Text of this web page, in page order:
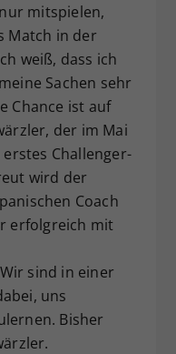
mitspielen,
Match in der
weiß, dass ich
Sachen sehr
Chance ist auf
der im Mai
erstes Challenger-
wird der
Coach
erfolgreich mit
sind in einer
uns
Bisher